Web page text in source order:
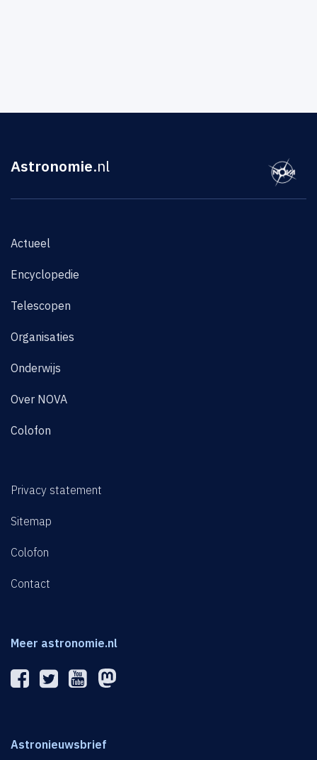
Astronomie.nl
Actueel
Encyclopedie
Telescopen
Organisaties
Onderwijs
Over NOVA
Colofon
Privacy statement
Sitemap
Colofon
Contact
Meer astronomie.nl
Astronieuwsbrief